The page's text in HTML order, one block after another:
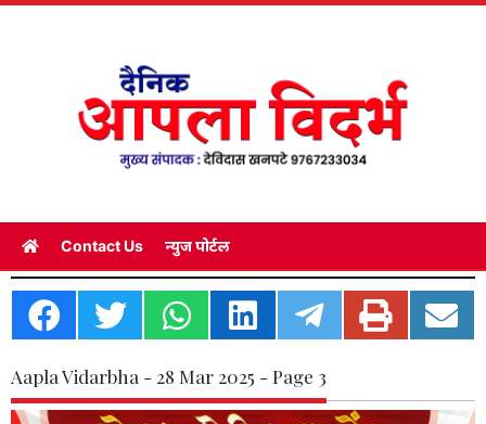
Contact Us न्युज पोर्टल
Aapla Vidarbha - 28 Mar 2025 - Page 3